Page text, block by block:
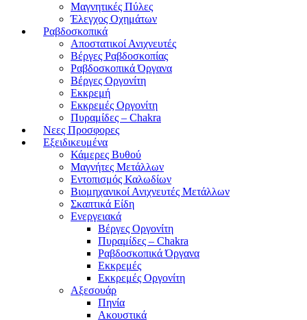
Μαγνητικές Πύλες
Έλεγχος Οχημάτων
Ραβδοσκοπικά
Αποστατικοί Ανιχνευτές
Βέργες Ραβδοσκοπίας
Ραβδοσκοπικά Όργανα
Βέργες Οργονίτη
Εκκρεμή
Εκκρεμές Οργονίτη
Πυραμίδες – Chakra
Νεες Προσφορες
Εξειδικευμένα
Κάμερες Βυθού
Μαγνήτες Μετάλλων
Εντοπισμός Καλωδίων
Βιομηχανικοί Ανιχνευτές Μετάλλων
Σκαπτικά Είδη
Ενεργειακά
Βέργες Οργονίτη
Πυραμίδες – Chakra
Ραβδοσκοπικά Όργανα
Εκκρεμές
Εκκρεμές Οργονίτη
Αξεσουάρ
Πηνία
Ακουστικά